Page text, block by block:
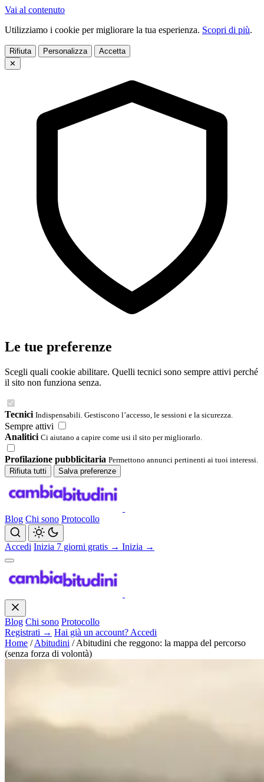
Vai al contenuto
Utilizziamo i cookie per migliorare la tua esperienza. Scopri di più.
Rifiuta Personalizza
Accetta
✕
Le tue preferenze
Scegli quali cookie abilitare. Quelli tecnici sono sempre attivi perché
il sito non funziona senza.
Tecnici Indispensabili. Gestiscono l’accesso, le sessioni e la sicurezza.
Sempre attivi
Analitici Ci aiutano a capire come usi il sito per migliorarlo.
Profilazione pubblicitaria Permettono annunci pertinenti ai tuoi interessi.
Rifiuta tutti
Salva preferenze
Blog Chi sono Protocollo
Accedi Inizia 7 giorni gratis → Inizia →
Blog Chi sono Protocollo
Registrati → Hai già un account? Accedi
Home / Abitudini / Abitudini che reggono: la mappa del percorso
(senza forza di volontà)